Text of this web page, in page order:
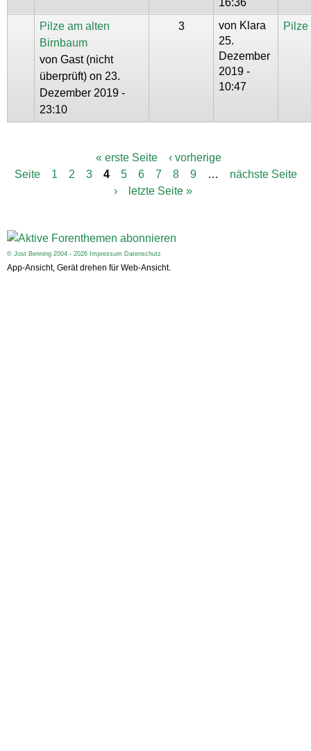
Pilze am alten
Birnbaum
von Gast (nicht
überprüft) on 23.
Dezember 2019 -
23:10
3 von Klara
25.
Dezember
2019 -
10:47
Pilze
« erste Seite
‹ vorherige
Seite
1 2 3 4 5 6 7 8 9 …
nächste Seite
›
letzte Seite »
© Jost Benning 2004 - 2026 Impressum Datenschutz
App-Ansicht, Gerät drehen für Web-Ansicht.